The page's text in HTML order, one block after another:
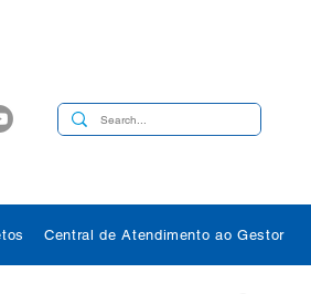
Central de Atendimento ao Gestor